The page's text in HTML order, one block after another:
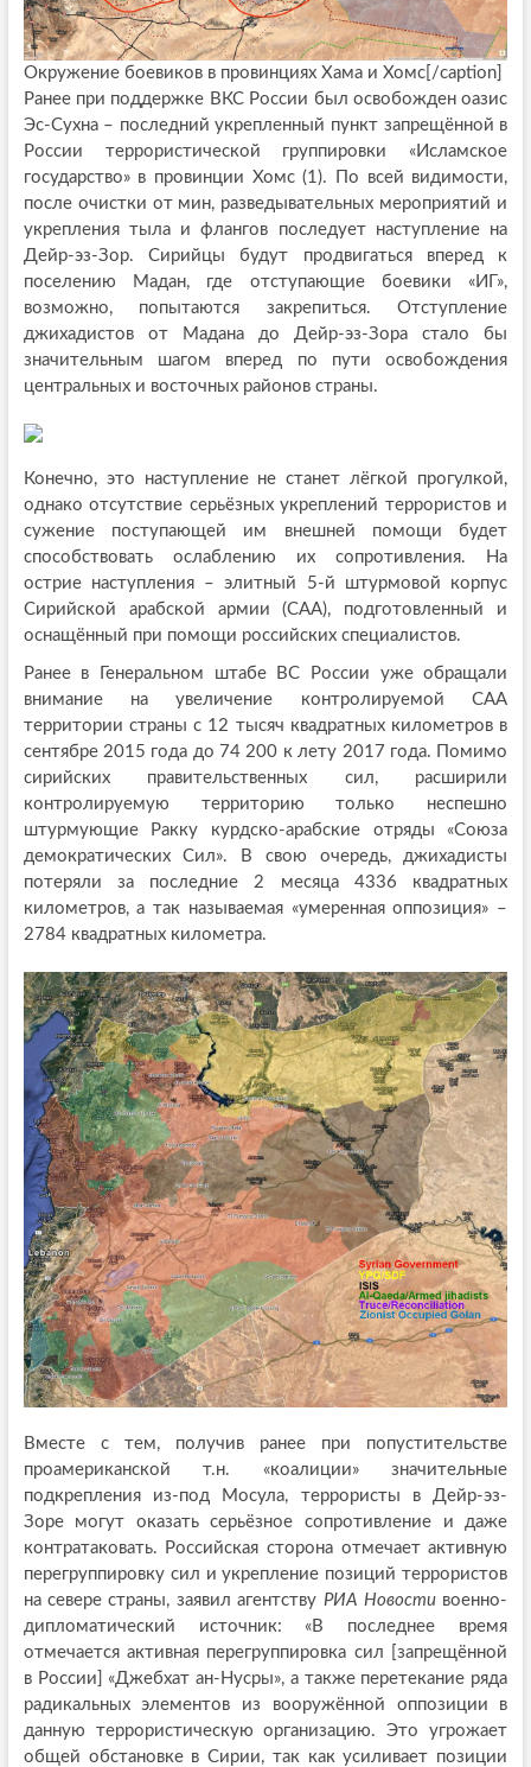
Окружение боевиков в провинциях Хама и Хомс[/caption]
Ранее при поддержке ВКС России был освобожден оазис
Эс-Сухна – последний укрепленный пункт запрещённой в
России террористической группировки «Исламское
государство» в провинции Хомс (1). По всей видимости,
после очистки от мин, разведывательных мероприятий и
укрепления тыла и флангов последует наступление на
Дейр-эз-Зор. Сирийцы будут продвигаться вперед к
поселению Мадан, где отступающие боевики «ИГ»,
возможно, попытаются закрепиться. Отступление
джихадистов от Мадана до Дейр-эз-Зора стало бы
значительным шагом вперед по пути освобождения
центральных и восточных районов страны.
Конечно, это наступление не станет лёгкой прогулкой,
однако отсутствие серьёзных укреплений террористов и
сужение поступающей им внешней помощи будет
способствовать ослаблению их сопротивления. На
острие наступления – элитный 5-й штурмовой корпус
Сирийской арабской армии (САА), подготовленный и
оснащённый при помощи российских специалистов.
Ранее в Генеральном штабе ВС России уже обращали
внимание на увеличение контролируемой САА
территории страны с 12 тысяч квадратных километров в
сентябре 2015 года до 74 200 к лету 2017 года. Помимо
сирийских правительственных сил, расширили
контролируемую территорию только неспешно
штурмующие Ракку курдско-арабские отряды «Союза
демократических Сил». В свою очередь, джихадисты
потеряли за последние 2 месяца 4336 квадратных
километров, а так называемая «умеренная оппозиция» –
2784 квадратных километра.
Вместе с тем, получив ранее при попустительстве
проамериканской т.н. «коалиции» значительные
подкрепления из-под Мосула, террористы в Дейр-эз-
Зоре могут оказать серьёзное сопротивление и даже
контратаковать. Российская сторона отмечает активную
перегруппировку сил и укрепление позиций террористов
на севере страны, заявил агентству РИА Новостивоенно-
дипломатический источник: «В последнее время
отмечается активная перегруппировка сил [запрещённой
в России] «Джебхат ан-Нусры», а также перетекание ряда
радикальных элементов из вооружённой оппозиции в
данную террористическую организацию. Это угрожает
общей обстановке в Сирии, так как усиливает позиции